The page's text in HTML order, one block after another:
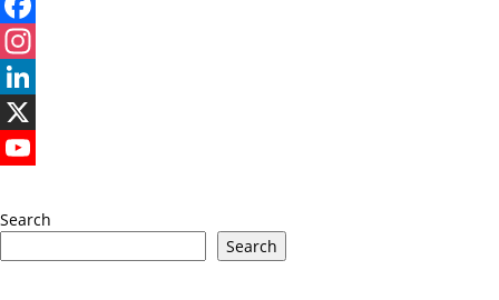
Facebook
Instagram
LinkedIn
X
Search
Search